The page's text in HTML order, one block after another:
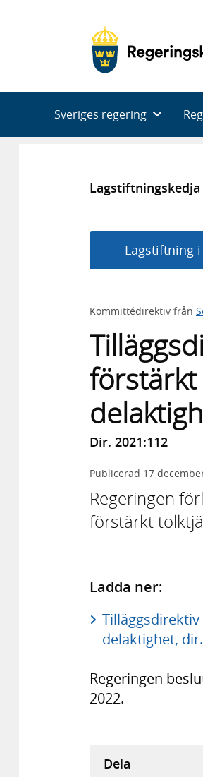
Sveriges regering
Lagstiftningskedja
Lagstiftning
Kommittédirektiv från
Dir. 2021:112
Publicerad 17
Regeringen
förstärkt
Ladda ner:
delaktighet,
Regeringen
2022.
Dela